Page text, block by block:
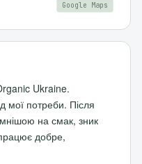
Google Maps
Ukraine.
мої потреби. Після
на смак, зник
добре,